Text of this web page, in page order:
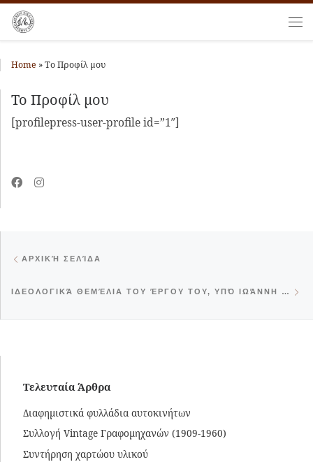
Skip to content
Home »Το Προφίλ μου
Το Προφίλ μου
[profilepress-user-profile id=”1″]
ΑΡΧΙΚΉ ΣΕΛΊΔΑ
ΙΔΕΟΛΟΓΙΚΆ ΘΕΜΈΛΙΑ ΤΟΥ ΈΡΓΟΥ ΤΟΥ, ΥΠΌ ΙΩΆΝΝΗ ΛΑΜΠΆΚΗ
Τελευταία Άρθρα
Διαφημιστικά φυλλάδια αυτοκινήτων
Συλλογή Vintage Γραφομηχανών (1909-1960)
Συντήρηση χαρτώου υλικού